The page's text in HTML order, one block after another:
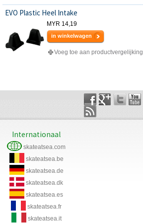
EVO Plastic Heel Intake
MYR 14,19
in winkelwagen
Voeg toe aan productvergelijking
Internationaal
skateatsea.com
skateatsea.be
skateatsea.de
skateatsea.dk
skateatsea.es
skateatsea.fr
skateatsea.it